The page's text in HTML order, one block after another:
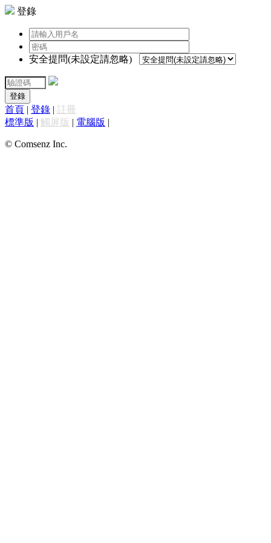
登錄
安全提問(未設定請忽略)
登錄
首頁 | 登錄 | 註冊
標準版 | 觸屏版 | 電腦版 |
© Comsenz Inc.